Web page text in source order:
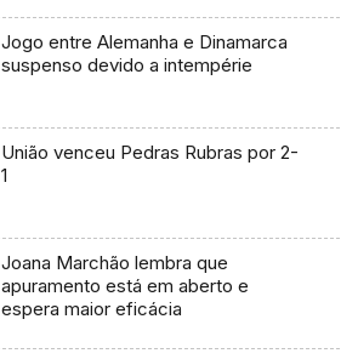
Jogo entre Alemanha e Dinamarca
suspenso devido a intempérie
União venceu Pedras Rubras por 2-
1
Joana Marchão lembra que
apuramento está em aberto e
espera maior eficácia